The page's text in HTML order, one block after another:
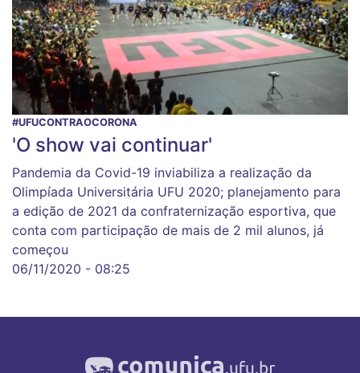
#UFUCONTRAOCORONA
'O show vai continuar'
Pandemia da Covid-19 inviabiliza a realização da
Olimpíada Universitária UFU 2020; planejamento para
a edição de 2021 da confraternização esportiva, que
conta com participação de mais de 2 mil alunos, já
começou
06/11/2020 - 08:25